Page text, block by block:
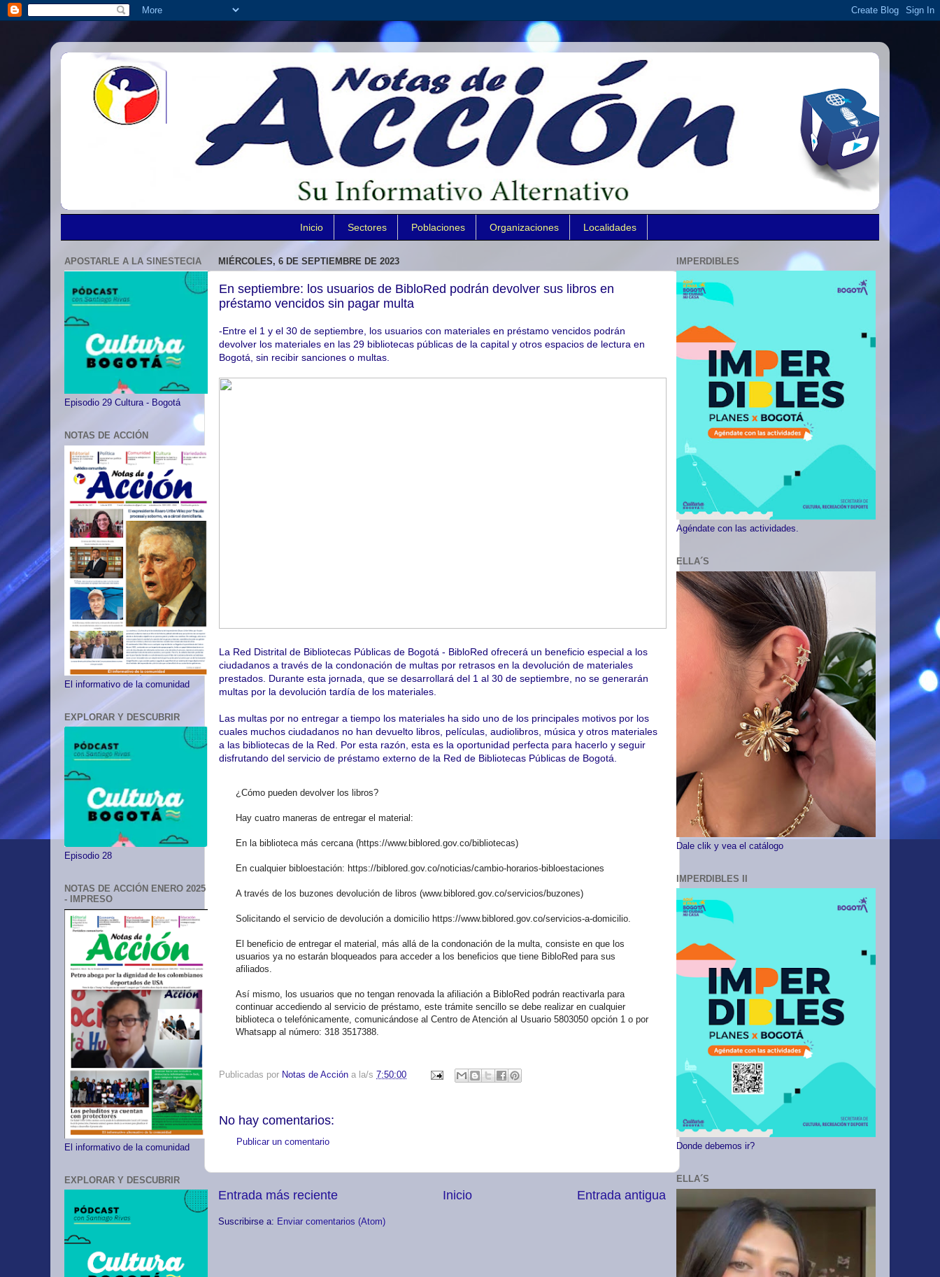
Inicio Sectores Poblaciones Organizaciones Localidades
MIÉRCOLES, 6 DE SEPTIEMBRE DE 2023
En septiembre: los usuarios de BibloRed podrán devolver sus libros en
préstamo vencidos sin pagar multa
-Entre el 1 y el 30 de septiembre, los usuarios con materiales en préstamo vencidos podrán
devolver los materiales en las 29 bibliotecas públicas de la capital y otros espacios de lectura en
Bogotá, sin recibir sanciones o multas.
La Red Distrital de Bibliotecas Públicas de Bogotá - BibloRed ofrecerá un beneficio especial a los
ciudadanos a través de la condonación de multas por retrasos en la devolución de materiales
prestados. Durante esta jornada, que se desarrollará del 1 al 30 de septiembre, no se generarán
multas por la devolución tardía de los materiales.
Las multas por no entregar a tiempo los materiales ha sido uno de los principales motivos por los
cuales muchos ciudadanos no han devuelto libros, películas, audiolibros, música y otros materiales
a las bibliotecas de la Red. Por esta razón, esta es la oportunidad perfecta para hacerlo y seguir
disfrutando del servicio de préstamo externo de la Red de Bibliotecas Públicas de Bogotá.
¿Cómo pueden devolver los libros?
Hay cuatro maneras de entregar el material:
En la biblioteca más cercana (https://www.biblored.gov.co/bibliotecas)
En cualquier bibloestación: https://biblored.gov.co/noticias/cambio-horarios-bibloestaciones
A través de los buzones devolución de libros (www.biblored.gov.co/servicios/buzones)
Solicitando el servicio de devolución a domicilio https://www.biblored.gov.co/servicios-a-domicilio.
El beneficio de entregar el material, más allá de la condonación de la multa, consiste en que los
usuarios ya no estarán bloqueados para acceder a los beneficios que tiene BibloRed para sus
afiliados.
Así mismo, los usuarios que no tengan renovada la afiliación a BibloRed podrán reactivarla para
continuar accediendo al servicio de préstamo, este trámite sencillo se debe realizar en cualquier
biblioteca o telefónicamente, comunicándose al Centro de Atención al Usuario 5803050 opción 1 o por
Whatsapp al número: 318 3517388.
Publicadas por Notas de Acción a la/s 7:50:00
No hay comentarios:
Publicar un comentario
Entrada más reciente Entrada antigua
Inicio
Suscribirse a: Enviar comentarios (Atom)
APOSTARLE A LA SINESTECIA
Episodio 29 Cultura - Bogotá
NOTAS DE ACCIÓN
El informativo de la comunidad
EXPLORAR Y DESCUBRIR
Episodio 28
NOTAS DE ACCIÓN ENERO 2025
- IMPRESO
El informativo de la comunidad
EXPLORAR Y DESCUBRIR
IMPERDIBLES
Agéndate con las actividades.
ELLA´S
Dale clik y vea el catálogo
IMPERDIBLES II
Donde debemos ir?
ELLA´S